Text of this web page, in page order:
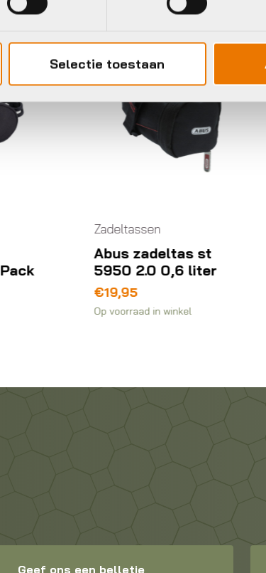
Selectie toestaan
st
liter
Zadeltassen
BBB BSB-33L
Zadeltas
€
Op voorraad in winkel
Geef ons een belletje